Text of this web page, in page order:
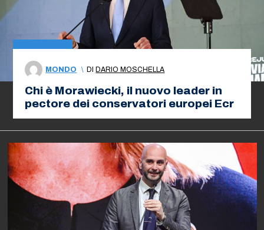
MONDO \ DI DARIO MOSCHELLA
Chi è Morawiecki, il nuovo leader in
pectore dei conservatori europei Ecr